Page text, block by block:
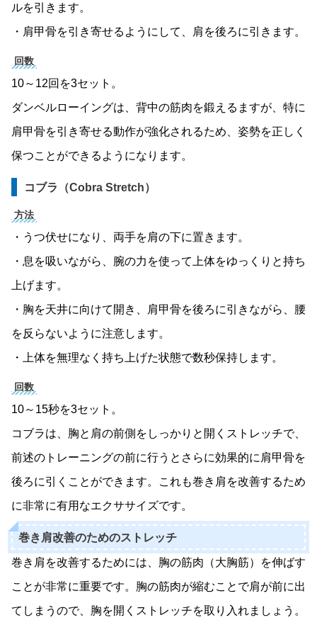
ルを引きます。
・肩甲骨を引き寄せるようにして、肩を後ろに引きます。
回数
10～12回を3セット。
ダンベルローイングは、背中の筋肉を鍛えるますが、特に
肩甲骨を引き寄せる動作が強化されるため、姿勢を正しく
保つことができるようになります。
コブラ（Cobra Stretch）
方法
・うつ伏せになり、両手を肩の下に置きます。
・息を吸いながら、腕の力を使って上体をゆっくりと持ち
上げます。
・胸を天井に向けて開き、肩甲骨を後ろに引きながら、腰
を反らないように注意します。
・上体を無理なく持ち上げた状態で数秒保持します。
回数
10～15秒を3セット。
コブラは、胸と肩の前側をしっかりと開くストレッチで、
前述のトレーニングの前に行うとさらに効果的に肩甲骨を
後ろに引くことができます。これも巻き肩を改善するため
に非常に有用なエクササイズです。
巻き肩改善のためのストレッチ
巻き肩を改善するためには、胸の筋肉（大胸筋）を伸ばす
ことが非常に重要です。胸の筋肉が縮むことで肩が前に出
てしまうので、胸を開くストレッチを取り入れましょう。